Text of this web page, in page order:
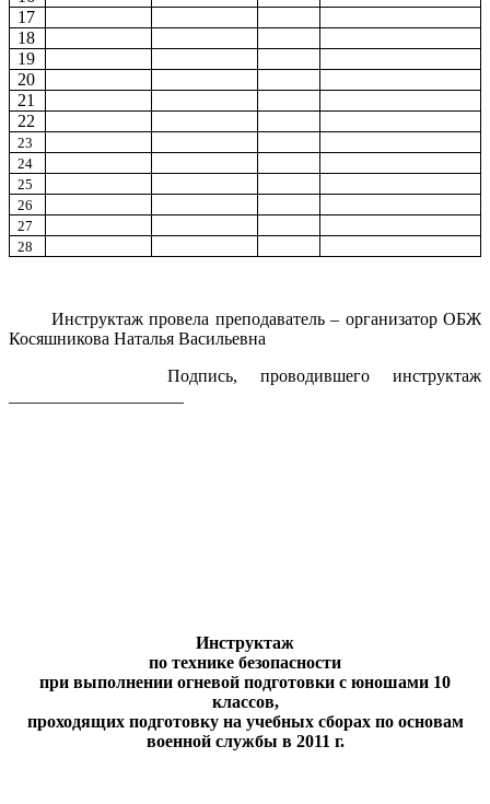
17
18
19
20
21
22
23
24
25
26
27
28
Инструктаж провела преподаватель – организатор ОБЖ
Косяшникова Наталья Васильевна
Подпись, проводившего инструктаж
Инструктаж
по технике безопасности
при выполнении огневой подготовки с юношами 10
классов,
проходящих подготовку на учебных сборах по основам
военной службы в 2011 г.